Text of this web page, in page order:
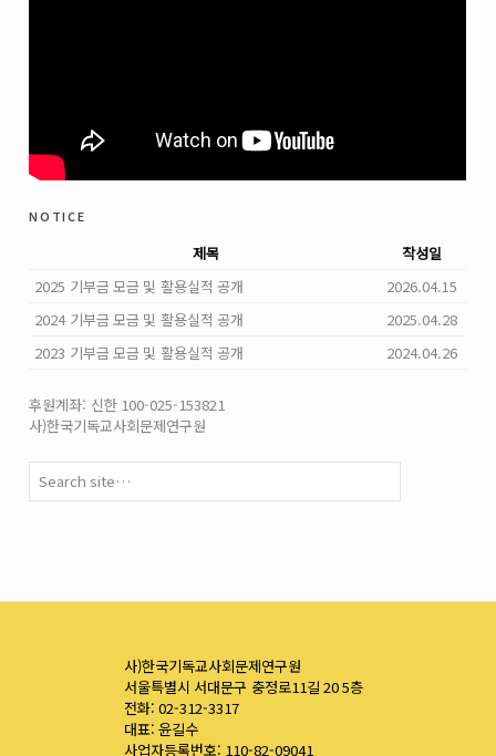
notice
제목
작성일
2025 기부금 모금 및 활용실적 공개
2026.04.15
2024 기부금 모금 및 활용실적 공개
2025.04.28
2023 기부금 모금 및 활용실적 공개
2024.04.26
후원계좌: 신한 100-025-153821
사)한국기독교사회문제연구원
사)한국기독교사회문제연구원
서울특별시 서대문구 충정로11길 20 5층
전화: 02-312-3317
대표: 윤길수
사업자등록번호: 110-82-09041